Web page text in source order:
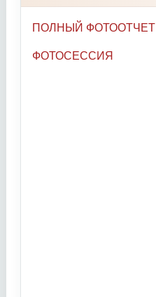
ПОЛНЫЙ ФОТООТЧЕТ
ФОТОСЕССИЯ